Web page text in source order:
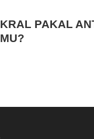
KRAL PAKAL
MU?